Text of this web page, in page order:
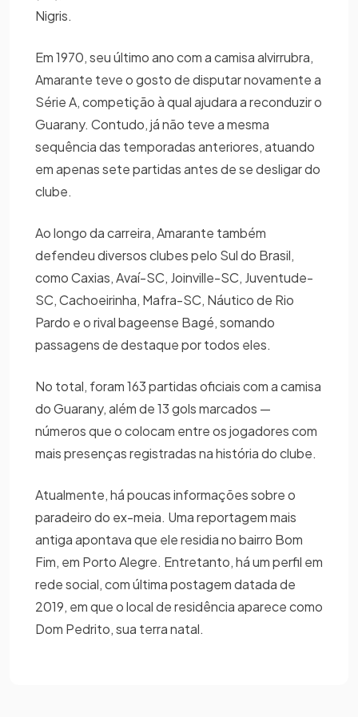
Nigris.
Em 1970, seu último ano com a camisa alvirrubra,
Amarante teve o gosto de disputar novamente a
Série A, competição à qual ajudara a reconduzir o
Guarany. Contudo, já não teve a mesma
sequência das temporadas anteriores, atuando
em apenas sete partidas antes de se desligar do
clube.
Ao longo da carreira, Amarante também
defendeu diversos clubes pelo Sul do Brasil,
como Caxias, Avaí-SC, Joinville-SC, Juventude-
SC, Cachoeirinha, Mafra-SC, Náutico de Rio
Pardo e o rival bageense Bagé, somando
passagens de destaque por todos eles.
No total, foram 163 partidas oficiais com a camisa
do Guarany, além de 13 gols marcados —
números que o colocam entre os jogadores com
mais presenças registradas na história do clube.
Atualmente, há poucas informações sobre o
paradeiro do ex-meia. Uma reportagem mais
antiga apontava que ele residia no bairro Bom
Fim, em Porto Alegre. Entretanto, há um perfil em
rede social, com última postagem datada de
2019, em que o local de residência aparece como
Dom Pedrito, sua terra natal.